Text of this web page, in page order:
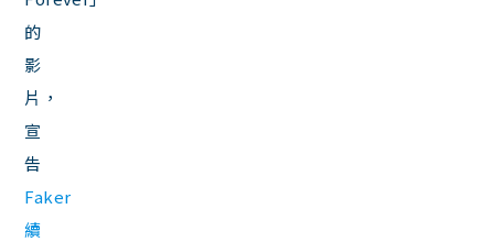
的
影
片，
宣
告
Faker
續